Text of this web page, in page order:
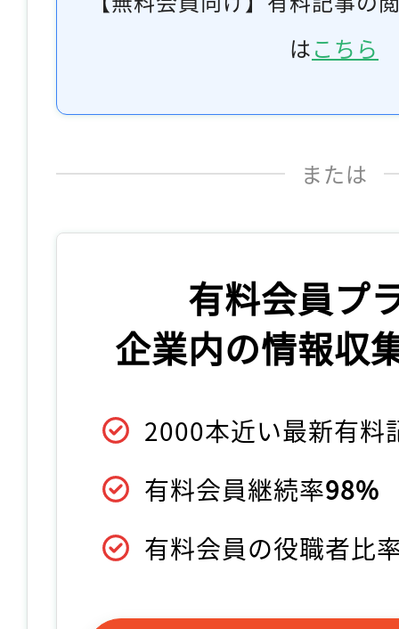
はこちら
または
有料会員プ
企業内の情報収
2000本近い最新有料
有料会員継続率98%
有料会員の役職者比